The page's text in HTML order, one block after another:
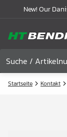
New! Our
Startseite Kontakt